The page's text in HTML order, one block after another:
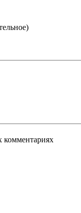
комментариях